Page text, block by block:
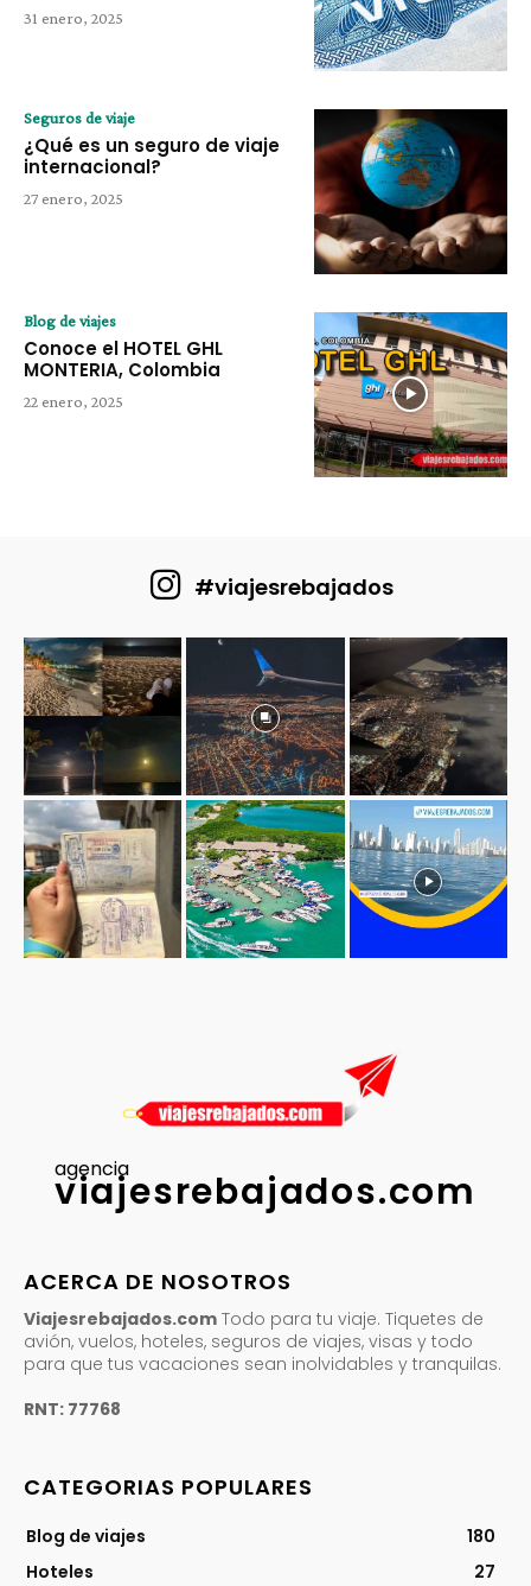
31 enero, 2025
Seguros de viaje
¿Qué es un seguro de viaje
internacional?
27 enero, 2025
Blog de viajes
Conoce el HOTEL GHL
MONTERIA, Colombia
22 enero, 2025
#viajesrebajados
agencia
viajesrebajados.com
ACERCA DE NOSOTROS
Viajesrebajados.com Todo para tu viaje. Tiquetes de
avión, vuelos, hoteles, seguros de viajes, visas y todo
para que tus vacaciones sean inolvidables y tranquilas.
RNT: 77768
CATEGORIAS POPULARES
Blog de viajes
180
Hoteles
27